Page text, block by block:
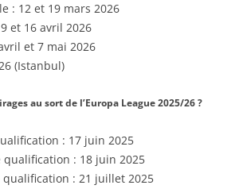
: 12 et 19 mars 2026
et 16 avril 2026
et 7 mai 2026
(Istanbul)
au sort de l’Europa League 2025/26 ?
: 17 juin 2025
qualification : 18 juin 2025
: 21 juillet 2025